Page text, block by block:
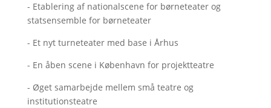
- Etablering af nationalscene for børneteater og
statsensemble for børneteater
- Et nyt turneteater med base i Århus
- En åben scene i København for projektteatre
- Øget samarbejde mellem små teatre og
institutionsteatre